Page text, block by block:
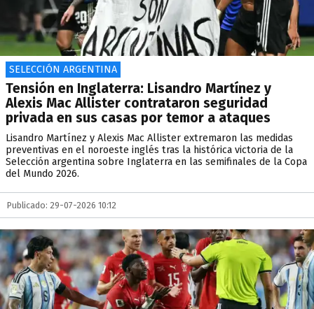
SELECCIÓN ARGENTINA
Tensión en Inglaterra: Lisandro Martínez y
Alexis Mac Allister contrataron seguridad
privada en sus casas por temor a ataques
Lisandro Martínez y Alexis Mac Allister extremaron las medidas
preventivas en el noroeste inglés tras la histórica victoria de la
Selección argentina sobre Inglaterra en las semifinales de la Copa
del Mundo 2026.
Publicado: 29-07-2026 10:12